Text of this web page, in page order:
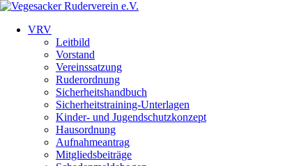
VRV
Leitbild
Vorstand
Vereinssatzung
Ruderordnung
Sicherheitshandbuch
Sicherheitstraining-Unterlagen
Kinder- und Jugendschutzkonzept
Hausordnung
Aufnahmeantrag
Mitgliedsbeiträge